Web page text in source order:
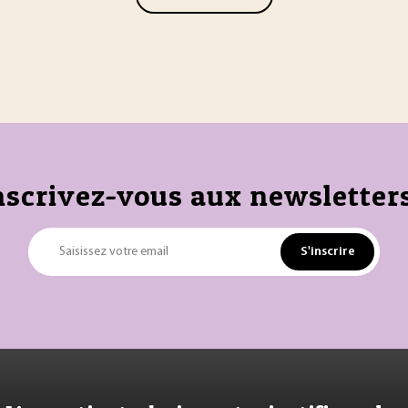
vous aux
Saisissez votre email S'inscrire